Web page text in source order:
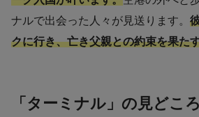
ナルで出会った人々が見送ります。
クに行き、亡き父親との約束を果た
「ターミナル」の見どこ